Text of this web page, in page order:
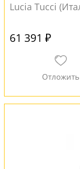
Lucia Tucci
61 391 ₽